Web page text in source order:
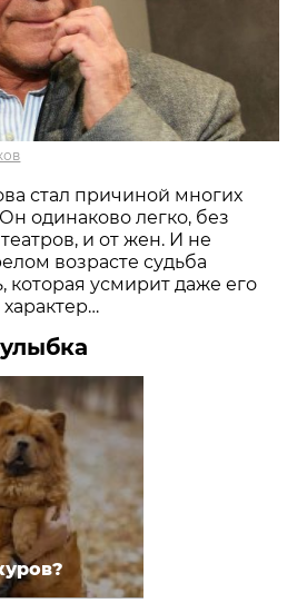
стал причиной многих
одинаково легко, без
и от жен. И не
возрасте судьба
которая усмирит даже его